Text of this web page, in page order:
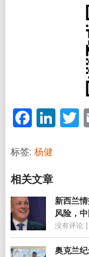
标签: 杨健
新西兰
风险，
没有评论 |
奥克兰